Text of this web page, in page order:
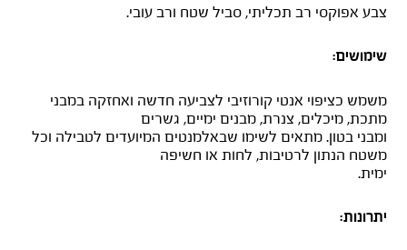
צבע אפוקסי רב תכליתי, סביל שטח ורב עובי.
שימושים:
משמש כציפוי אנטי קורוזיבי לצביעה חדשה ואחזקה במבני
מתכת, מיכלים, צנרת, מבנים ימיים, גשרים
ומבני בטון. מתאים לשימו שבאלמנטים המיועדים לטבילה וכל
משטח הנתון לרטיבות, לחות או חשיפה
ימית.
יתרונות: